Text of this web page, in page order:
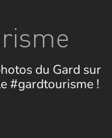
du Gard sur
#gardtourisme !